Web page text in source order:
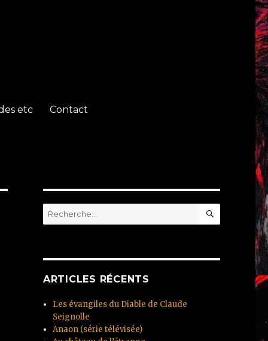
etc Contact
Recherche
pour
ARTICLES RÉCENTS
Les évangiles du Diable de Claude
Seignolle
Anaon (série télévisée)